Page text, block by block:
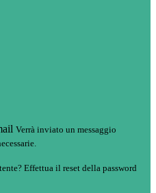
Verrà inviato un messaggio
Effettua il reset della password